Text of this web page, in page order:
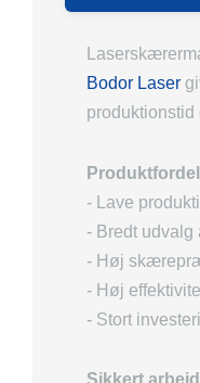
Bodor Laser
produktionstid
- Lave
- Bredt
- Høj
- Høj
- Stort